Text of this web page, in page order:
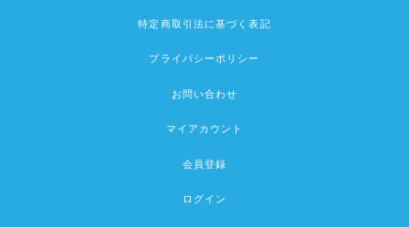
特定商取引法に基づく表記
プライバシーポリシー
お問い合わせ
マイアカウント
会員登録
ログイン